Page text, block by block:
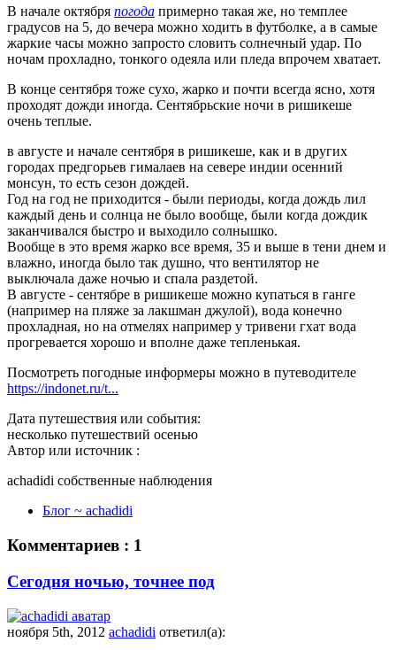
В начале октября погода примерно такая же, но темплее
градусов на 5, до вечера можно ходить в футболке, а в самые
жаркие часы можно запросто словить солнечный удар. По
ночам прохладно, тонкого одеяла или пледа впрочем хватает.
В конце сентября тоже сухо, жарко и почти всегда ясно, хотя
проходят дожди иногда. Сентябрьские ночи в ришикеше
очень теплые.
в августе и начале сентября в ришикеше, как и в других
городах предгорьев гималаев на севере индии осенний
монсун, то есть сезон дождей.
Год на год не приходится - были периоды, когда дождь лил
каждый день и солнца не было вообще, были когда дождик
заканчивался быстро и выходило солнышко.
Вообще в это время жарко все время, 35 и выше в тени днем и
влажно, иногда было так душно, что вентилятор не
выключала даже ночью и спала раздетой.
В августе - сентябре в ришикеше можно купаться в ганге
(например на пляже за лакшман джулой), вода конечно
прохладная, но на отмелях например у тривени гхат вода
прогревается хорошо и вполне даже тепленькая.
Посмотреть погодные информеры можно в путеводителе
https://indonet.ru/t...
Дата путешествия или события:
несколько путешествий осенью
Автор или источник :
achadidi собственные наблюдения
Блог ~ achadidi
Комментариев : 1
Сегодня ночью, точнее под
ноября 5th, 2012 achadidi ответил(а):